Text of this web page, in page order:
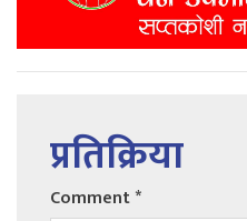
प्रतिक्रिया
Comment*